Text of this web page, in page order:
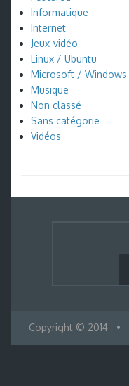
Informatique
Internet
Jeux-vidéo
Linux / Ubuntu
Microsoft / Windows
Musique
Non classé
Sans catégorie
Vidéos
Copyright © 2014 •